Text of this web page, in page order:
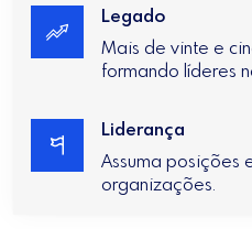
Legado
Mais de vinte e
formando líderes
Liderança
Assuma posições
organizações.